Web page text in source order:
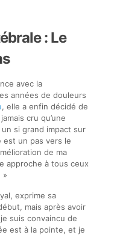
: Le
avec la
années de douleurs
, elle a enfin décidé de
cru qu’une
si grand impact sur
est un pas vers le
de ma
approche à tous ceux
»
exprime sa
mais après avoir
suis convaincu de
est à la pointe, et je